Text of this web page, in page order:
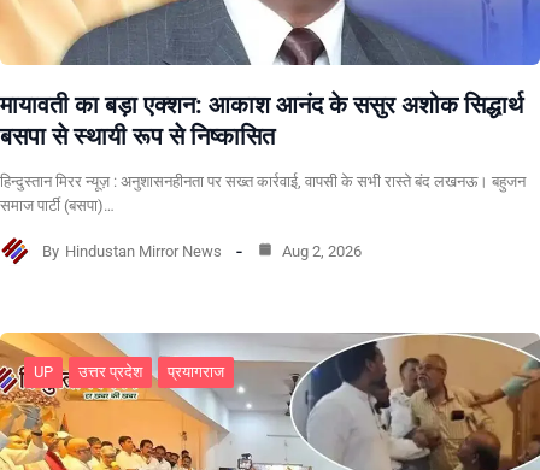
मायावती का बड़ा एक्शन: आकाश आनंद के ससुर अशोक सिद्धार्थ
बसपा से स्थायी रूप से निष्कासित
हिन्दुस्तान मिरर न्यूज़ : अनुशासनहीनता पर सख्त कार्रवाई, वापसी के सभी रास्ते बंद लखनऊ। बहुजन
समाज पार्टी (बसपा)…
By Hindustan Mirror News Aug 2, 2026
UP उत्तर प्रदेश प्रयागराज